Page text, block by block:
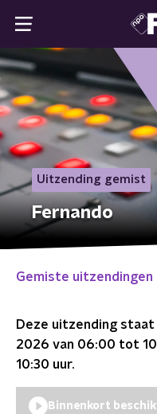
Uitzending gemist
Fernando
Gemiste uitzendingen
Deze uitzending
2026 van 06:00 tot
10:30 uur.
Binnenkort